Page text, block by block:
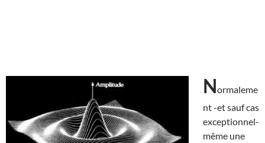
Normaleme
nt -et sauf cas
exceptionnel-
même une